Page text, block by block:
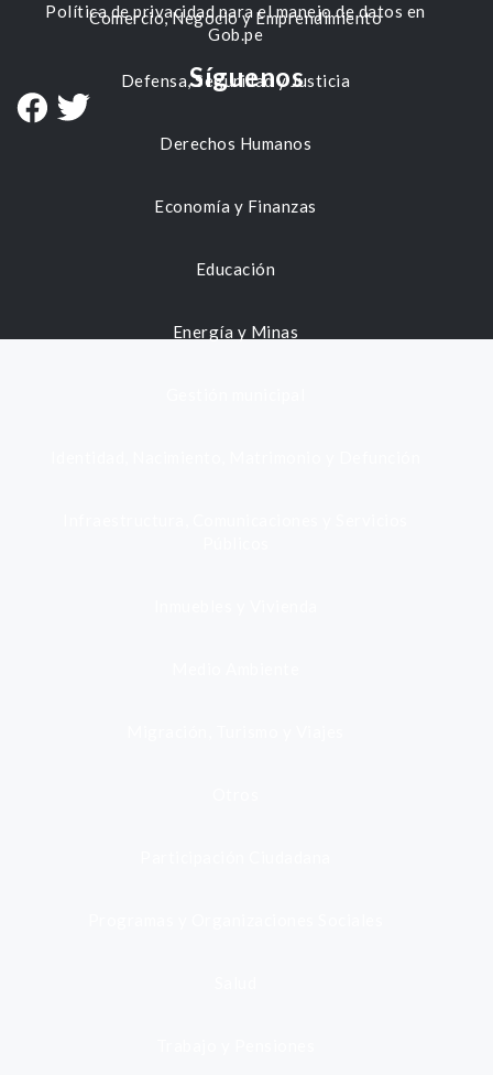
Comercio, Negocio y Emprendimiento
Defensa, Seguridad y Justicia
Derechos Humanos
Economía y Finanzas
Educación
Energía y Minas
Política de privacidad para el manejo de datos en
Gob.pe
Síguenos